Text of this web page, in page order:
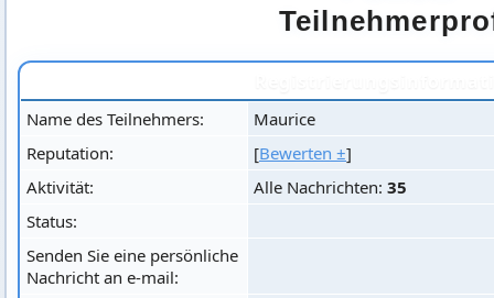
Name des Teilnehmers:
Maurice
Reputation:
[Bewerten ±]
Aktivität:
Alle Nachrichten: 35
Status:
Senden Sie eine persönliche
Nachricht an e-mail: